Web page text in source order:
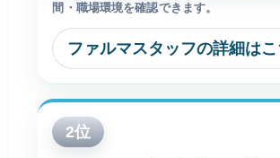
間・職場環境を確認できます。
ファルマスタッフの詳細はこ
2位